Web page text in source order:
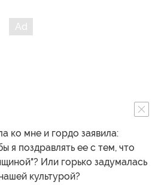
ко мне и гордо заявила:
я поздравлять ее с тем, что
Или горько задумалась
культурой?